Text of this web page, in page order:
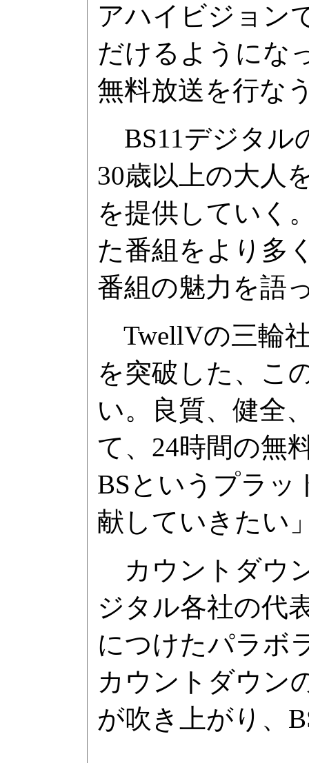
アハイビジョン
だけるようにな
無料放送を行な
BS11デジタル
30歳以上の大人
を提供していく
た番組をより多
番組の魅力を語
TwellVの三輪
を突破した、こ
い。良質、健全
て、24時間の無
BSというプラッ
献していきたい
カウントダウ
ジタル各社の代
につけたパラボ
カウントダウン
が吹き上がり、